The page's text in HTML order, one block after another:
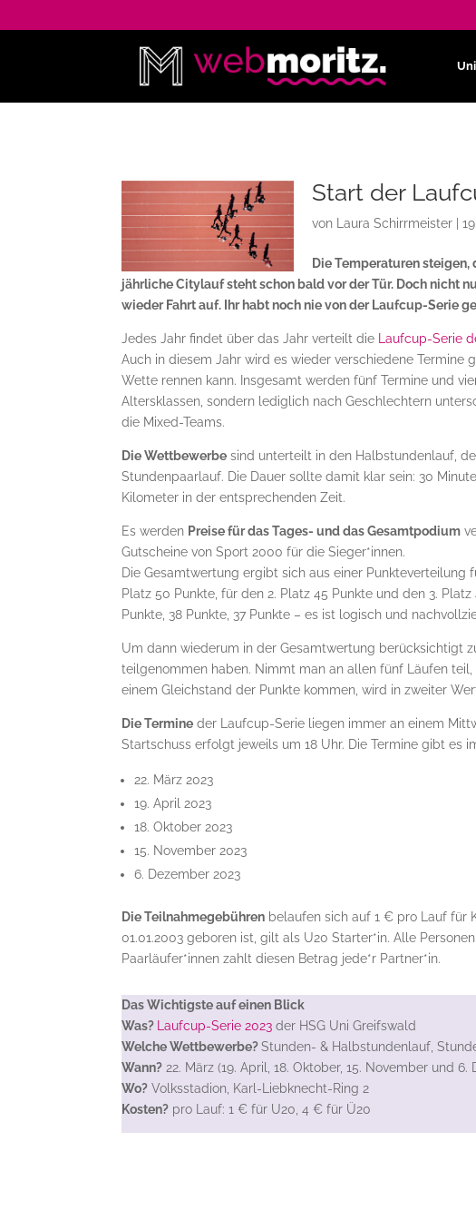
Start der
von Laura Schirrmeister |
Die Temperaturen
jährliche Citylauf steht schon bald vor der Tür. Doch nicht
wieder Fahrt auf. Ihr habt noch nie von der Laufcup-Serie
Jedes Jahr findet über das Jahr verteilt die Laufcup-Serie
Auch in diesem Jahr wird es wieder verschiedene
Wette rennen kann. Insgesamt werden fünf Termine und
Altersklassen, sondern lediglich nach Geschlechtern
die Mixed-Teams.
Die Wettbewerbe sind unterteilt in den Halbstundenlauf,
Stundenpaarlauf. Die Dauer sollte damit klar sein: 30
Kilometer in der entsprechenden Zeit.
Es werden Preise für das Tages- und das Gesamtpodium
Gutscheine von Sport 2000 für die Sieger*innen.
Die Gesamtwertung ergibt sich aus einer Punkteverteilung
Platz 50 Punkte, für den 2. Platz 45 Punkte und den 3.
Punkte, 38 Punkte, 37 Punkte – es ist logisch und
Um dann wiederum in der Gesamtwertung berücksichtigt
teilgenommen haben. Nimmt man an allen fünf Läufen
einem Gleichstand der Punkte kommen, wird in zweiter
Die Termine der Laufcup-Serie liegen immer an einem
Startschuss erfolgt jeweils um 18 Uhr. Die Termine gibt es
22. März 2023
19. April 2023
18. Oktober 2023
15. November 2023
6. Dezember 2023
Die Teilnahmegebühren belaufen sich auf 1 € pro Lauf für
01.01.2003 geboren ist, gilt als U20 Starter*in. Alle
Paarläufer*innen zahlt diesen Betrag jede*r Partner*in.
Das Wichtigste auf einen Blick
Was?
Laufcup-Serie 2023 der HSG Uni Greifswald
Welche Wettbewerbe?Stunden- & Halbstundenlauf,
Wann? 22. März (19. April, 18. Oktober, 15. November und 6.
Wo? Volksstadion, Karl-Liebknecht-Ring 2
Kosten? pro Lauf: 1 € für U20, 4 € für Ü20